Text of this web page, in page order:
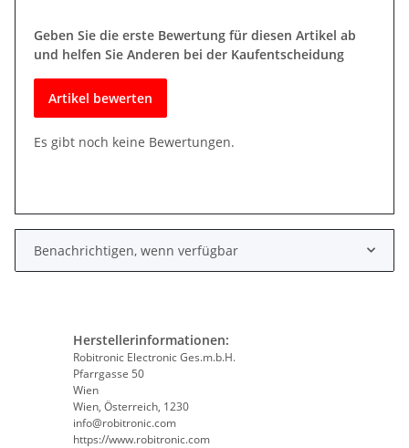
Geben Sie die erste Bewertung für diesen Artikel ab
und helfen Sie Anderen bei der Kaufentscheidung
Artikel bewerten
Es gibt noch keine Bewertungen.
Benachrichtigen, wenn verfügbar
Herstellerinformationen:
Robitronic Electronic Ges.m.b.H.
Pfarrgasse 50
Wien
Wien, Österreich, 1230
info@robitronic.com
https://www.robitronic.com